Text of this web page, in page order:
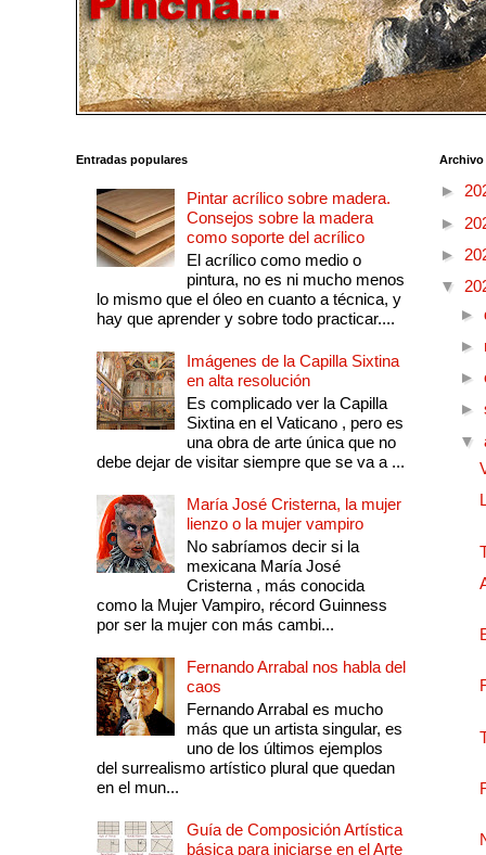
Entradas populares
Pintar acrílico sobre madera.
Consejos sobre la madera
como soporte del acrílico
El acrílico como medio o
pintura, no es ni mucho menos
lo mismo que el óleo en cuanto a técnica, y
hay que aprender y sobre todo practicar....
Imágenes de la Capilla Sixtina
en alta resolución
Es complicado ver la Capilla
Sixtina en el Vaticano , pero es
una obra de arte única que no
debe dejar de visitar siempre que se va a ...
María José Cristerna, la mujer
lienzo o la mujer vampiro
No sabríamos decir si la
mexicana María José
Cristerna , más conocida
como la Mujer Vampiro, récord Guinness
por ser la mujer con más cambi...
Fernando Arrabal nos habla del
caos
Fernando Arrabal es mucho
más que un artista singular, es
uno de los últimos ejemplos
del surrealismo artístico plural que quedan
en el mun...
Guía de Composición Artística
básica para iniciarse en el Arte
►
►
►
▼
►
►
►
►
▼